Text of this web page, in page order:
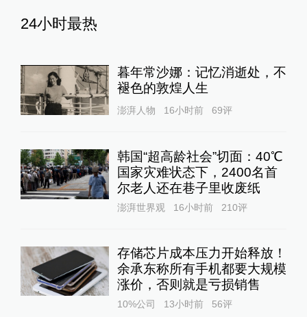
24小时最热
暮年常沙娜：记忆消逝处，不
褪色的敦煌人生
澎湃人物 16小时前 69评
韩国“超高龄社会”切面：40℃
国家灾难状态下，2400名首
尔老人还在巷子里收废纸
澎湃世界观 16小时前 210评
存储芯片成本压力开始释放！
余承东称所有手机都要大规模
涨价，否则就是亏损销售
10%公司 13小时前 56评